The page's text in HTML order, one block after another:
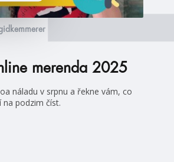
merenda 2025
náladu v srpnu a řekne vám, co
na podzim číst.